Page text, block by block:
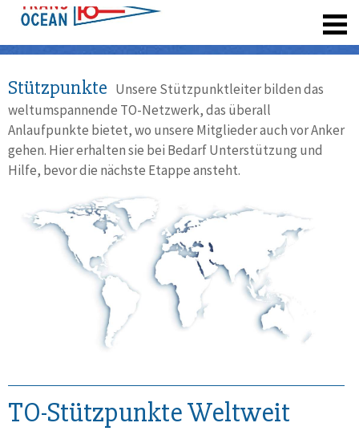
Stützpunkte Unsere Stützpunktleiter bilden das
weltumspannende TO-Netzwerk, das überall
Anlaufpunkte bietet, wo unsere Mitglieder auch vor Anker
gehen. Hier erhalten sie bei Bedarf Unterstützung und
Hilfe, bevor die nächste Etappe ansteht.
TO-Stützpunkte Weltweit